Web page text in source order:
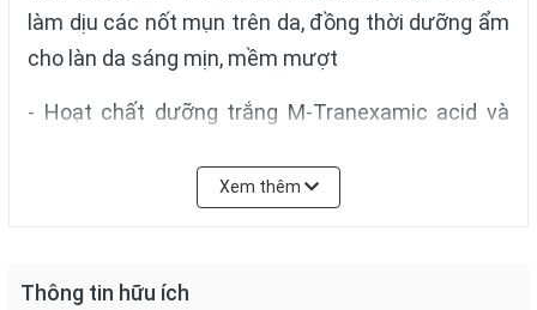
làm dịu các nốt mụn trên da, đồng thời dưỡng ẩm
cho làn da sáng mịn, mềm mượt
- Hoạt chất dưỡng trắng M-Tranexamic acid và
vết thâm nám, tàn nhang, sạm da, làm dịu các nốt
Xem thêm
Thông tin hữu ích